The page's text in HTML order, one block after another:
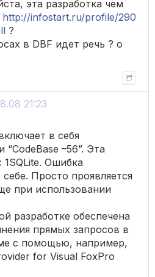
эта разработка чем
http://infostart.ru/profile/290
?
в DBF идет речь ? о
21:23
в себя
–56”. Эта
1SQLite. Ошибка
Просто проявляется
при использовании
разработке обеспечена
прямых запросов в
с помощью, например,
for Visual FoxPro